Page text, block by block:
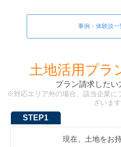
事例・体験談一
土地活用プラ
プラン請求したい
※対応エリア外の場合、該当企業に
ざいます
STEP1
現在、土地をお